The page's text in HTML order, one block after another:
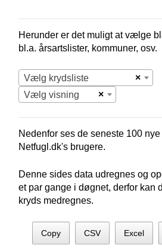
Herunder er det muligt at vælge
bl.a. årsartslister, kommuner, osv.
×
Vælg krydsliste
×
Vælg visning
Nedenfor ses de seneste 100 nye
Netfugl.dk's brugere.
Denne sides data udregnes og
et par gange i døgnet, derfor kan
kryds medregnes.
Copy CSV Excel